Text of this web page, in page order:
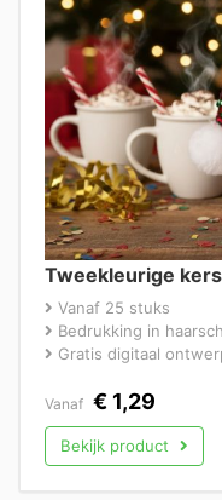
Tweekleurige
Vanaf 25 stuks
Bedrukking in
Gratis digitaal
Vanaf € 1,29
Bekijk product